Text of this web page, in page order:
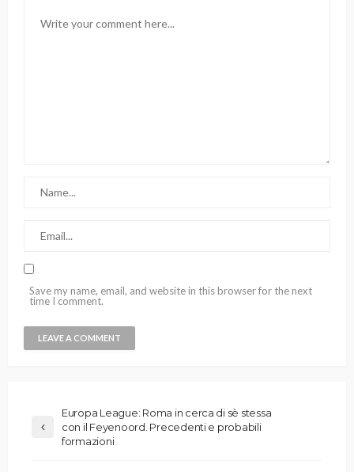
Save my name, email, and website in this browser for the next
time I comment.
Europa League: Roma in cerca di sè stessa
con il Feyenoord. Precedenti e probabili
formazioni